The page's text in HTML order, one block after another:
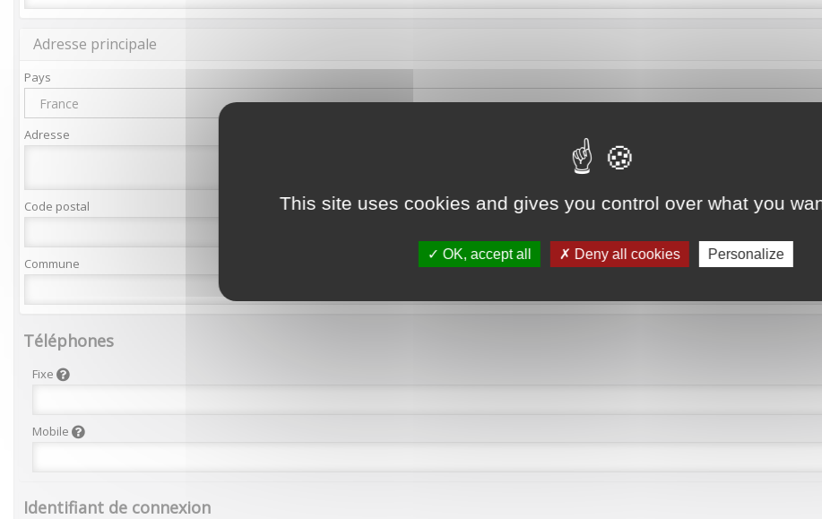
This site uses cookies and gives you control over what you
OK, accept all Deny all cookies Personalize
Adresse principale
Pays
France
Adresse
Code postal
Commune
Téléphones
Fixe
Mobile
Identifiant de connexion